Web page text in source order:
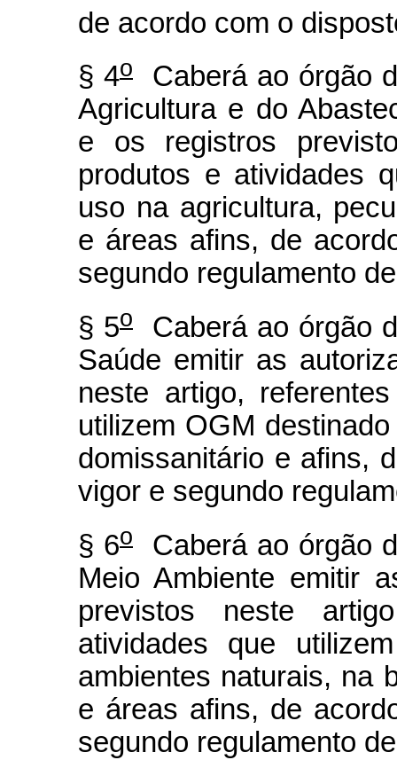
de acordo com o
§ 4o
Caberá ao órgão
Agricultura e do
e os registros
produtos e atividades
uso na agricultura,
e áreas afins, de
segundo regulamento
§ 5o
Caberá ao órgão
Saúde emitir as
neste artigo,
utilizem OGM
domissanitário e afins,
vigor e segundo
§ 6o
Caberá ao órgão
Meio Ambiente emitir
previstos neste
atividades que
ambientes naturais, na
e áreas afins, de
segundo regulamento